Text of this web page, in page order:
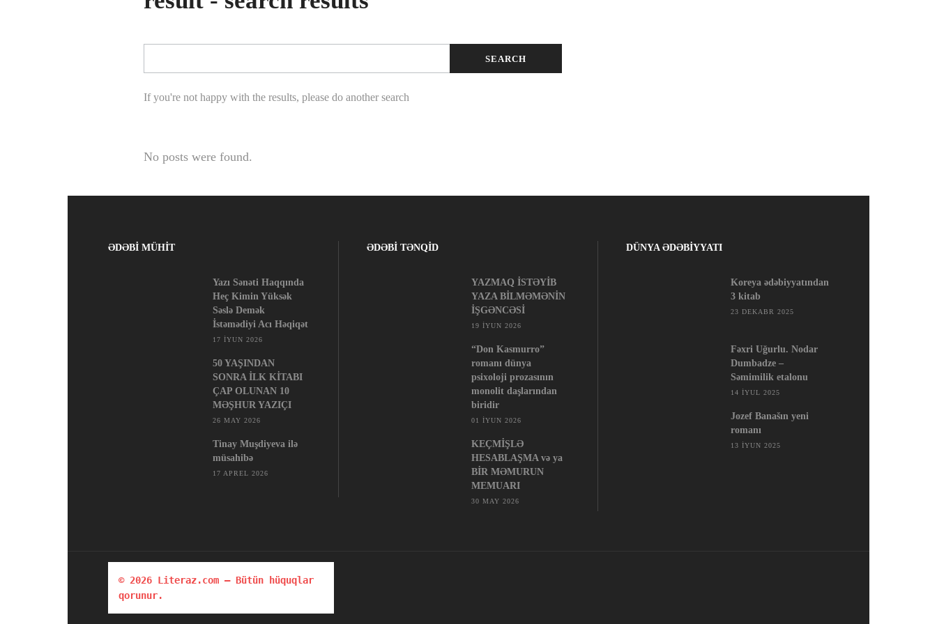
If you're not happy with the results, please do another search
No posts were found.
ƏDƏBİ MÜHİT
Yazı Sənəti Haqqında
Heç Kimin Yüksək
Səslə Demək
İstəmədiyi Acı Həqiqət
17 İYUN 2026
50 YAŞINDAN
SONRA İLK KİTABI
ÇAP OLUNAN 10
MƏŞHUR YAZIÇI
26 MAY 2026
Tinay Muşdiyeva ilə
müsahibə
17 APREL 2026
ƏDƏBİ TƏNQİD
YAZMAQ İSTƏYİB
YAZA BİLMƏMƏNİN
İŞGƏNCƏSİ
19 İYUN 2026
“Don Kasmurro”
romanı dünya
psixoloji prozasının
monolit daşlarından
biridir
01 İYUN 2026
KEÇMİŞLƏ
HESABLAŞMA və ya
BİR MƏMURUN
MEMUARI
30 MAY 2026
DÜNYA ƏDƏBİYYATI
Koreya ədəbiyyatından
3 kitab
23 DEKABR 2025
Fəxri Uğurlu. Nodar
Dumbadze –
Səmimilik etalonu
14 İYUL 2025
Jozef Banašın yeni
romanı
13 İYUN 2025
© 2026 Literaz.com — Bütün hüquqlar
qorunur.